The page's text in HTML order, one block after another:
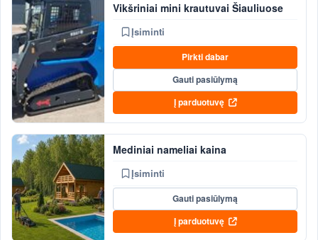
Vikšriniai mini krautuvai Šiauliuose
Įsiminti
Pirkti dabar
Gauti pasiūlymą
Į parduotuvę
Mediniai nameliai kaina
Įsiminti
Gauti pasiūlymą
Į parduotuvę